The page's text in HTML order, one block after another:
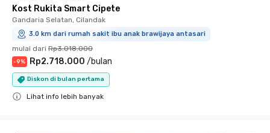
Kost Rukita Smart Cipete
Gandaria Selatan, Cilandak
3.0 km dari rumah sakit ibu anak brawijaya antasari
mulai dari Rp3.018.000
-9% Rp2.718.000 /bulan
Diskon di bulan pertama
Lihat info lebih banyak